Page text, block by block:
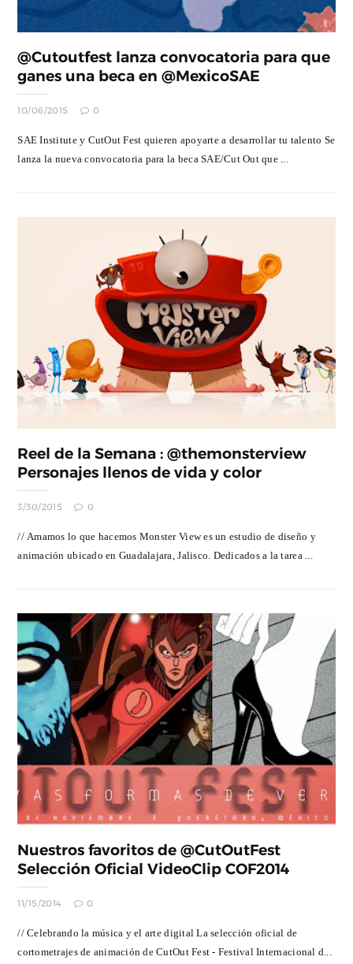
@Cutoutfest lanza convocatoria para que
ganes una beca en @MexicoSAE
10/06/2015 0
SAE Institute y CutOut Fest quieren apoyarte a desarrollar tu talento Se
lanza la nueva convocatoria para la beca SAE/Cut Out que ...
Reel de la Semana : @themonsterview
Personajes llenos de vida y color
3/30/2015 0
// Amamos lo que hacemos Monster View es un estudio de diseño y
animación ubicado en Guadalajara, Jalisco. Dedicados a la tarea ...
Nuestros favoritos de @CutOutFest
Selección Oficial VideoClip COF2014
11/15/2014 0
// Celebrando la música y el arte digital La selección oficial de
cortometrajes de animación de CutOut Fest - Festival Internacional d...